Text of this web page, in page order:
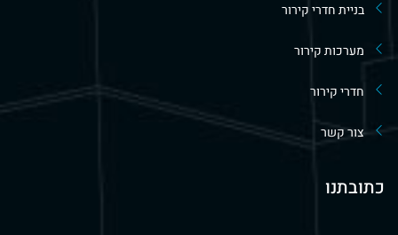
בניית חדרי קירור
מערכות קירור
חדרי קירור
צור קשר
כתובתנו